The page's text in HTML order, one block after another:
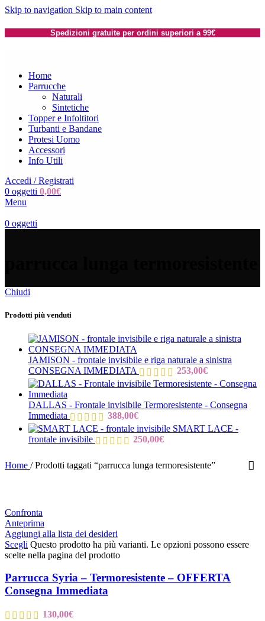
Skip to navigation Skip to main content
Spedizioni gratuite per ordini superiori a 99€
Home
Parrucche
Naturali
Sintetiche
Topper e Infoltitori
Turbanti e Bandane
Protesi Uomo
Accessori
Info Utili
Accedi / Registrati
0 oggetti 0,00€
Menu
0 oggetti
Chiudi
Prodotti più venduti
JAMISON - frontale invisibile e riga naturale a sinistra
CONSEGNA IMMEDIATA
253,00€
DALLAS - Frontale invisibile Termoresistente - Consegna
Immediata
388,00€
SMART LACE -
frontale invisibile
250,00€
Home / Prodotti taggati “parrucca lunga termoresistente”
Confronta
Anteprima
Aggiungi alla lista dei desideri
Scegli Questo prodotto ha più varianti. Le opzioni possono essere
scelte nella pagina del prodotto
Parrucca Syria – Termoresistente – OFFERTA
Consegna Immediata
130,00€